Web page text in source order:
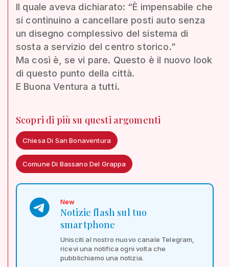
Il quale aveva dichiarato: “È impensabile che
si continuino a cancellare posti auto senza
un disegno complessivo del sistema di
sosta a servizio del centro storico.”
Ma così è, se vi pare. Questo è il nuovo look
di questo punto della città.
E Buona Ventura a tutti.
Scopri di più su questi argomenti
Chiesa Di San Bonaventura
Comune Di Bassano Del Grappa
New
Notizie flash sul tuo
smartphone
Unisciti al nostro nuovo canale Telegram,
ricevi una notifica ogni volta che
pubblichiamo una notizia.